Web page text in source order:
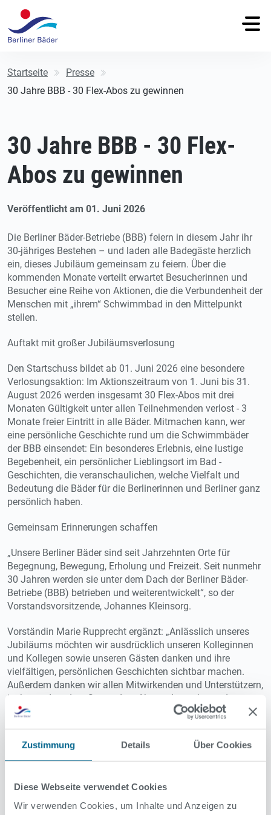
Zustimmung Details Über Cookies
Diese Webseite verwendet Cookies
Wir verwenden Cookies, um Inhalte und Anzeigen zu
Startseite
Presse
30 Jahre BBB - 30 Flex-Abos zu gewinnen
30 Jahre BBB - 30 Flex-
Abos zu gewinnen
Veröffentlicht am 01. Juni 2026
Die Berliner Bäder-Betriebe (BBB) feiern in diesem Jahr ihr
30-jähriges Bestehen – und laden alle Badegäste herzlich
ein, dieses Jubiläum gemeinsam zu feiern. Über die
kommenden Monate verteilt erwartet Besucherinnen und
Besucher eine Reihe von Aktionen, die die Verbundenheit der
Menschen mit „ihrem“ Schwimmbad in den Mittelpunkt
stellen.
Auftakt mit großer Jubiläumsverlosung
Den Startschuss bildet ab 01. Juni 2026 eine besondere
Verlosungsaktion: Im Aktionszeitraum von 1. Juni bis 31.
August 2026 werden insgesamt 30 Flex-Abos mit drei
Monaten Gültigkeit unter allen Teilnehmenden verlost - 3
Monate freier Eintritt in alle Bäder. Mitmachen kann, wer
eine persönliche Geschichte rund um die Schwimmbäder
der BBB einsendet: Ein besonderes Erlebnis, eine lustige
Begebenheit, ein persönlicher Lieblingsort im Bad -
Geschichten, die veranschaulichen, welche Vielfalt und
Bedeutung die Bäder für die Berlinerinnen und Berliner ganz
persönlich haben.
Gemeinsam Erinnerungen schaffen
„Unsere Berliner Bäder sind seit Jahrzehnten Orte für
Begegnung, Bewegung, Erholung und Freizeit. Seit nunmehr
30 Jahren werden sie unter dem Dach der Berliner Bäder-
Betriebe (BBB) betrieben und weiterentwickelt“, so der
Vorstandsvorsitzende, Johannes Kleinsorg.
Vorständin Marie Rupprecht ergänzt: „Anlässlich unseres
Jubiläums möchten wir ausdrücklich unseren Kolleginnen
und Kollegen sowie unseren Gästen danken und ihre
vielfältigen, persönlichen Geschichten sichtbar machen.
Außerdem danken wir allen Mitwirkenden und Unterstützern,
insbesondere dem Senat, dem Abgeordnetenhaus, dem
Aufsichtsrat der BBB, den Verwaltungen und Bezirken,
Alle Berlinerinnen und Berliner sind herzlich eingeladen, Teil
dieses besonderen Jubiläumsjahres zu werden. Alle Details
BBB:Gewinnspiel .